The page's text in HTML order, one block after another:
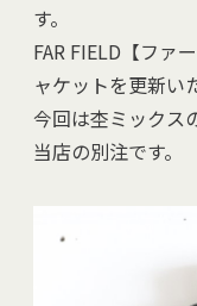
す。
FAR FIELD【ファ
ャケットを更新い
今回は杢ミックス
当店の別注です。